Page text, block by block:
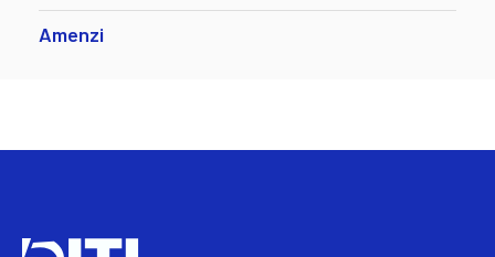
Amenzi